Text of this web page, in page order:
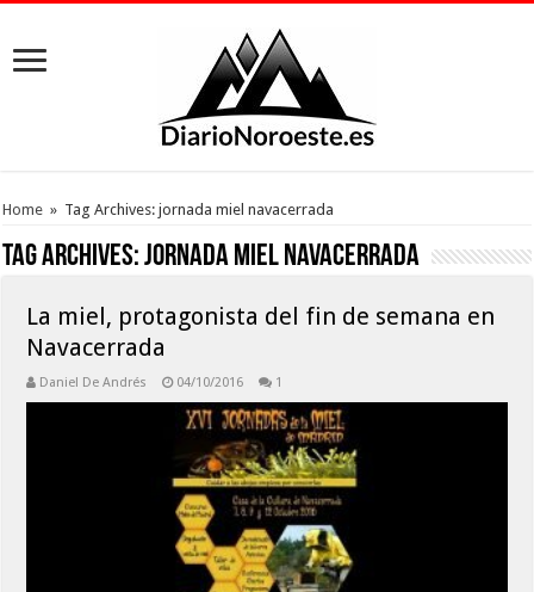
Home » Tag Archives: jornada miel navacerrada
Tag Archives:jornada miel navacerrada
La miel, protagonista del fin de semana en
Navacerrada
Daniel De Andrés 04/10/2016 1